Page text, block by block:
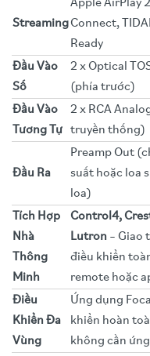
Streaming
Apple AirPlay
Connect,
Ready
Đầu Vào
Số
2 x Optical
(phía trước)
Đầu Vào
Tương Tự
2 x RCA
truyền thống)
Đầu Ra
Preamp Out
suất hoặc loa
loa)
Tích Hợp
Nhà
Thông
Minh
Control4,
Lutron – Giao
điều khiển
remote hoặc
Điều
Khiển Đa
Vùng
Ứng dụng
khiển hoàn
không cần